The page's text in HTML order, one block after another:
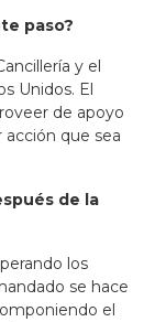
paso?
y el
Unidos. El
de apoyo
que sea
de la
los
se hace
el